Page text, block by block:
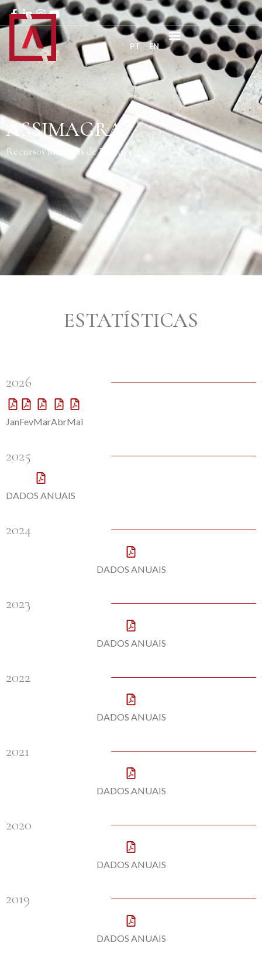
PT EN
ASSIMAGRA
Recursos Minerais de Portugal
ESTATÍSTICAS
2026
JanFevMarAbrMai
2025
DADOS ANUAIS
2024
DADOS ANUAIS
2023
DADOS ANUAIS
2022
DADOS ANUAIS
2021
DADOS ANUAIS
2020
DADOS ANUAIS
2019
DADOS ANUAIS